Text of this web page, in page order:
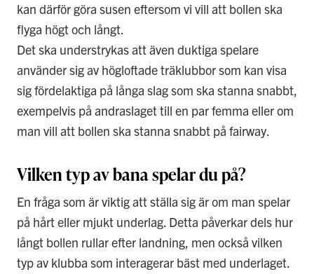
kan därför göra susen eftersom vi vill att bollen ska
flyga högt och långt.
Det ska understrykas att även duktiga spelare
använder sig av högloftade träklubbor som kan visa
sig fördelaktiga på långa slag som ska stanna snabbt,
exempelvis på andraslaget till en par femma eller om
man vill att bollen ska stanna snabbt på fairway.
Vilken typ av bana spelar du på?
En fråga som är viktig att ställa sig är om man spelar
på hårt eller mjukt underlag. Detta påverkar dels hur
långt bollen rullar efter landning, men också vilken
typ av klubba som interagerar bäst med underlaget.